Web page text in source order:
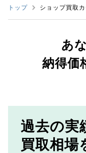
トップ ショップ買取
あ
納得価
過去の実
買取相場